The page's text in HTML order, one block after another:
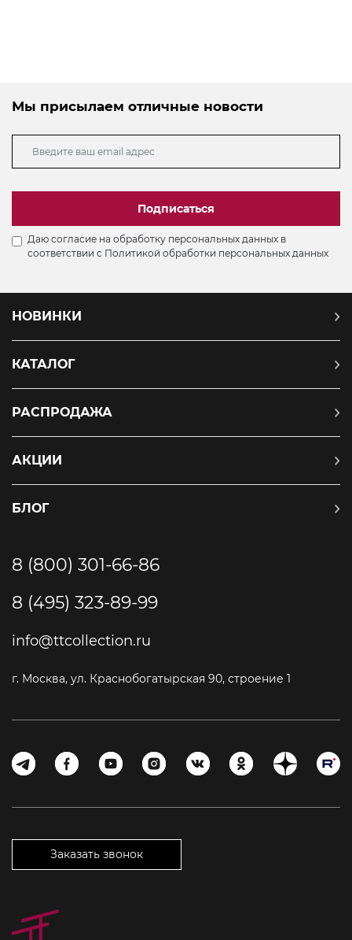
Мы присылаем отличные новости
Подписаться
Даю согласие на обработку персональных данных в
соответствии с Политикой обработки персональных данных
НОВИНКИ
КАТАЛОГ
РАСПРОДАЖА
АКЦИИ
БЛОГ
8 (800) 301-66-86
8 (495) 323-89-99
info@ttcollection.ru
г. Москва, ул. Краснобогатырская 90, строение 1
Заказать звонок